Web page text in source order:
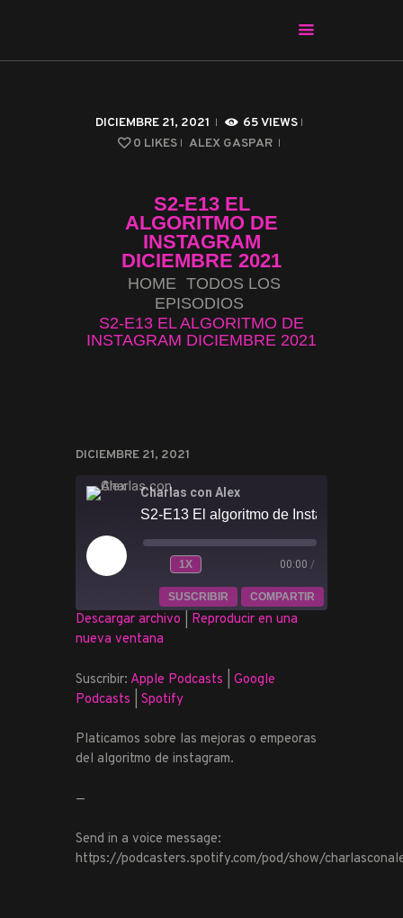
DICIEMBRE 21, 2021 65 VIEWS
0 LIKES ALEX GASPAR
S2-E13 EL
ALGORITMO DE
INSTAGRAM
DICIEMBRE 2021
HOME TODOS LOS
EPISODIOS
S2-E13 EL ALGORITMO DE
INSTAGRAM DICIEMBRE 2021
APPS & HERRAMIENTAS
DICIEMBRE 21, 2021
Charlas con Alex
REPRODUCIR
EPISODIOREBOBINAR
10
SEGUNDOS
1X
FORWARD
30
00:00 /
SUSCRIBIR COMPARTIR
Spotify
FEED RSS
ENLACE
Descargar archivo
Reproducir en una
nueva ventana
Suscribir: Apple Podcasts
Google
Podcasts
Spotify
Platicamos sobre las mejoras o empeoras
del algoritmo de instagram.
—
Send in a voice message:
https://podcasters.spotify.com/pod/show/